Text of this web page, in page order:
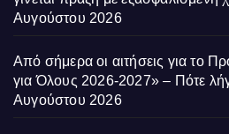
Αυγούστου 2026
Από σήμερα οι αιτήσεις για το
για Όλους 2026-2027» – Πότε
Αυγούστου 2026